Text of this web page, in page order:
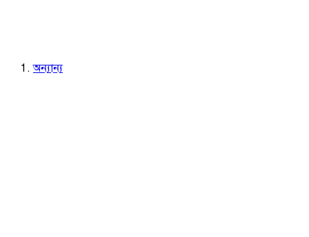
অন্যান্য